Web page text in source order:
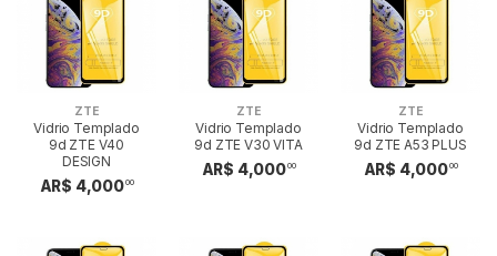
ZTE
Vidrio Templado
9d ZTE V40
DESIGN
AR$ 4,00000
ZTE
Vidrio Templado
9d ZTE V30 VITA
AR$ 4,00000
ZTE
Vidrio Templado
9d ZTE A53 PLUS
AR$ 4,00000